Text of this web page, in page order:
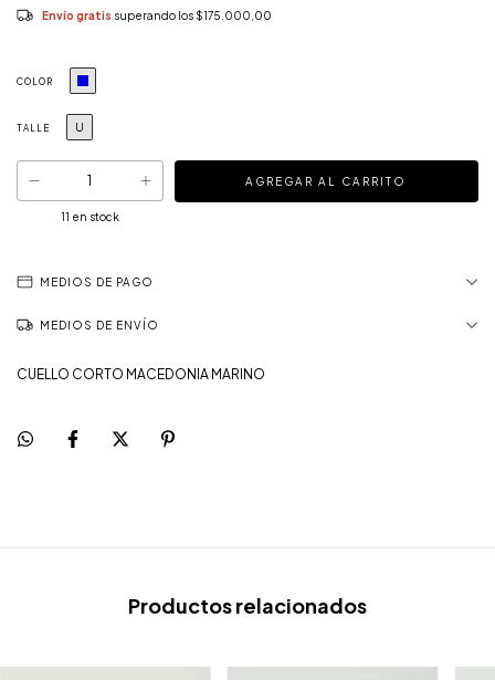
Envío gratis superando los $175.000,00
COLOR
TALLE U
11 en stock
MEDIOS DE PAGO
MEDIOS DE ENVÍO
CUELLO CORTO MACEDONIA MARINO
Productos relacionados